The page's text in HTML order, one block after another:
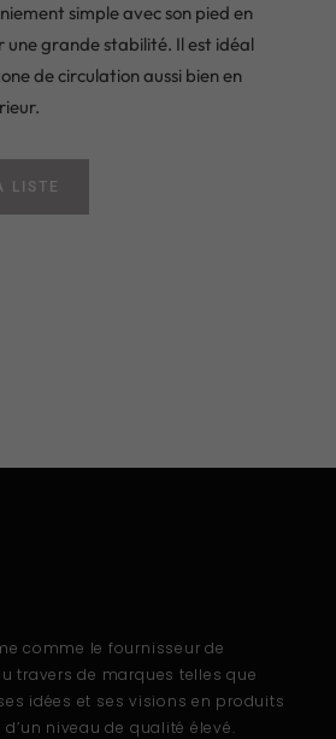
simple avec son pied en
une grande stabilité. Il est idéal
de circulation aussi bien en
LISTE
comme le fournisseur de
travers de marques telles que
idées et ses visions en produits
niveau de qualité élevé.